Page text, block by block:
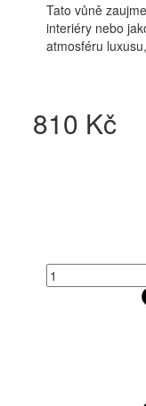
Tato vůně
interiéry nebo
atmosféru
810 Kč